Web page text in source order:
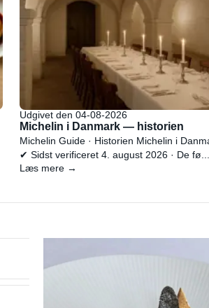
Udgivet den 04-08-2026
Michelin i Danmark — historien
Michelin Guide · Historien Michelin i
✔ Sidst verificeret 4. august 2026 · De fø...
Læs mere →